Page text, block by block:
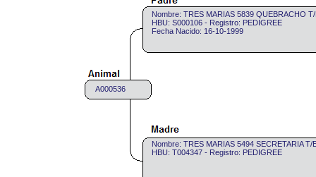
A000536
Nombre: TRES MARIAS 5839 QUEBRACHO
HBU: S000106 - Registro: PEDIGREE
Fecha Nacido: 16-10-1999
Nombre: TRES MARIAS 5494 SECRETARIA T/
HBU: T004347 - Registro: PEDIGREE